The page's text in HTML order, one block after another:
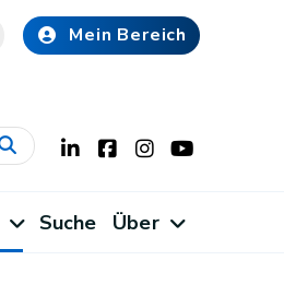
Mein Bereich
Suche Über